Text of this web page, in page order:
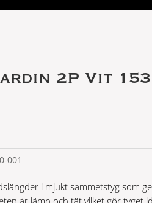
2P Vit
001
i mjukt sammetstyg som